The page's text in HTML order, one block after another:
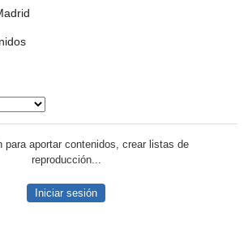
para aportar contenidos, crear listas de
reproducción...
Iniciar sesión